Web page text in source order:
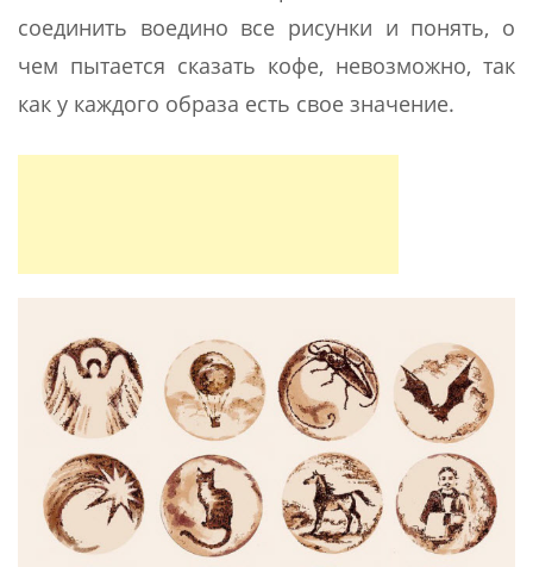
соединить воедино все рисунки и понять, о
чем пытается сказать кофе, невозможно, так
как у каждого образа есть свое значение.